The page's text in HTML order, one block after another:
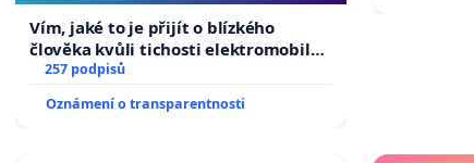
auta!
Vím, jaké to je přijít o blízkého
člověka kvůli tichosti elektromobilů,
nečekejme, až přibydou další,
257 podpisů
Oznámení o transparentnosti